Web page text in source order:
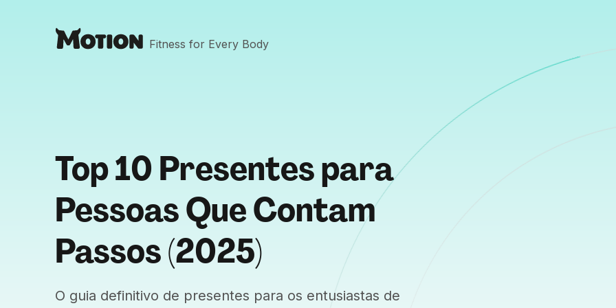
Fitness for Every Body
Top 10 Presentes para
Pessoas Que Contam
Passos (2025)
O guia definitivo de presentes para os entusiastas de